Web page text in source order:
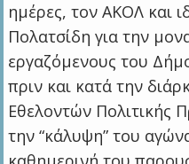
ημέρες, τον ΑΚΟΛ και
Πολατσίδη για την
εργαζόμενους του
πριν και κατά την
Εθελοντών Πολιτικής
την “κάλυψη” του